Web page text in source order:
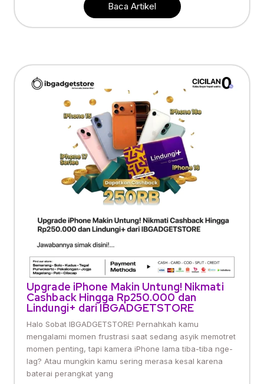
Baca Artikel
Upgrade iPhone Makin Untung! Nikmati
Cashback Hingga Rp250.000 dan
Lindungi+ dari IBGADGETSTORE
Halo Sobat IBGADGETSTORE! Pernahkah kamu
mengalami momen frustrasi saat sedang asyik memotret
momen penting, tapi kamera iPhone lama tiba-tiba nge-
lag? Atau mungkin kamu sering merasa kesal karena
baterai perangkat yang